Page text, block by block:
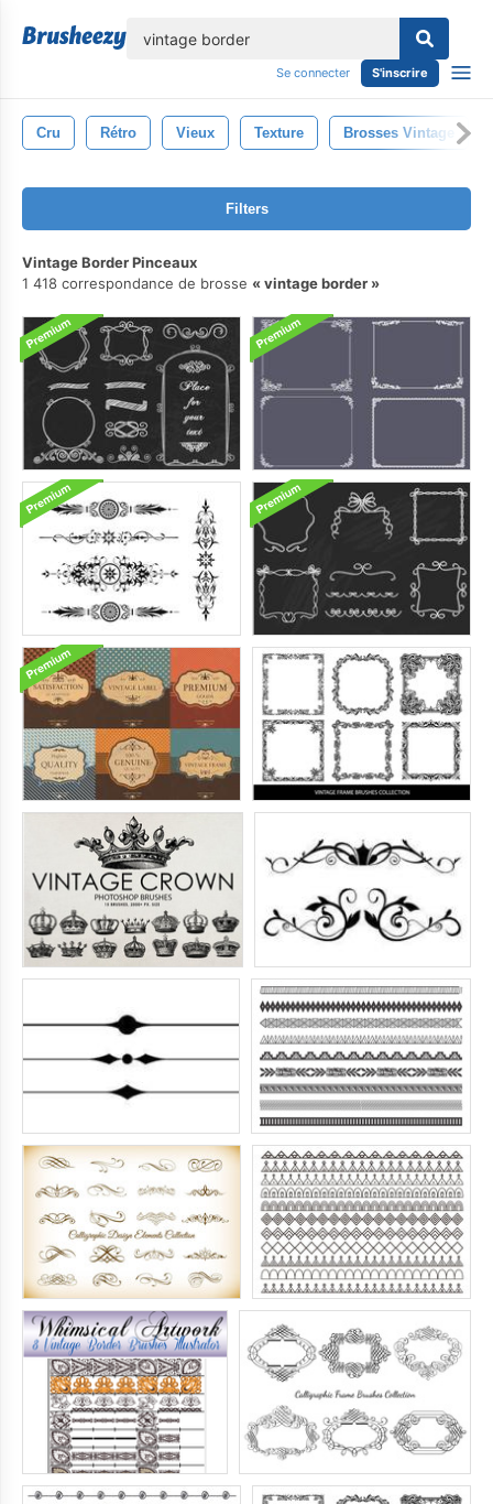
Se connecter S'inscrire
Cru Rétro Vieux Texture Brosses Vintage
Filters
Vintage Border Pinceaux
1 418 correspondance de brosse
vintage border